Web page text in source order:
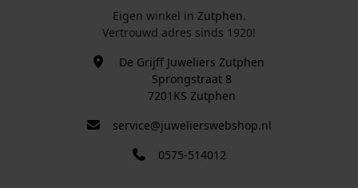
Eigen winkel in Zutphen.
Vertrouwd adres sinds 1920!
De Grijff Juweliers Zutphen
Sprongstraat 8
7201KS Zutphen
service@juwelierswebshop.nl
0575-514012